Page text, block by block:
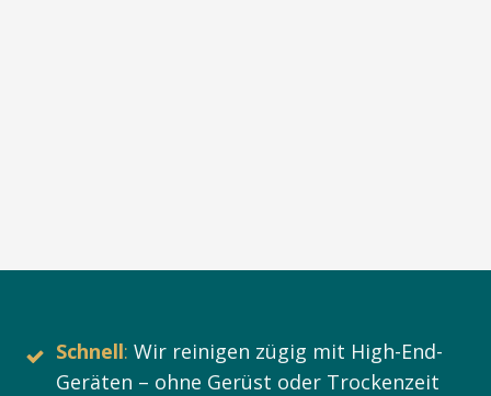
Schnell: Wir reinigen zügig mit High-End-
Geräten – ohne Gerüst oder Trockenzeit